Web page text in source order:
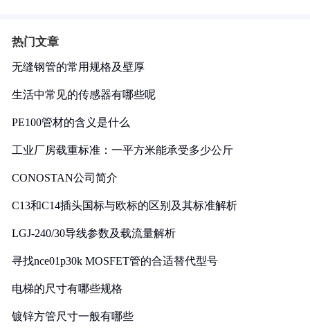
热门文章
无缝钢管的常用规格及壁厚
生活中常见的传感器有哪些呢
PE100管材的含义是什么
工业厂房载重标准：一平方米能承受多少公斤
CONOSTAN公司简介
C13和C14插头国标与欧标的区别及其标准解析
LGJ-240/30导线参数及载流量解析
寻找nce01p30k MOSFET管的合适替代型号
电梯的尺寸有哪些规格
镀锌方管尺寸一般有哪些